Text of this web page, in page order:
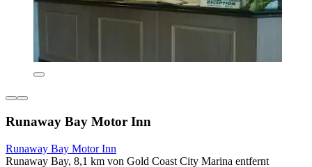
Runaway Bay Motor Inn
Runaway Bay Motor Inn
Runaway Bay, 8,1 km von Gold Coast City Marina entfernt